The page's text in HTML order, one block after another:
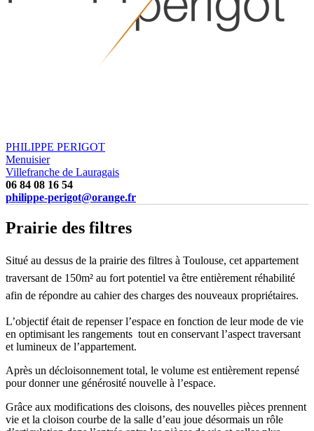
PHILIPPE PERIGOT
Menuisier
Villefranche de Lauragais
06 84 08 16 54
philippe-perigot@orange.fr
Prairie des filtres
Situé au dessus de la prairie des filtres à Toulouse, cet appartement
traversant de 150m² au fort potentiel va être entièrement réhabilité
afin de répondre au cahier des charges des nouveaux propriétaires.
L’objectif était de repenser l’espace en fonction de leur mode de vie
en optimisant les rangements tout en conservant l’aspect traversant
et lumineux de l’appartement.
Après un décloisonnement total, le volume est entièrement repensé
pour donner une générosité nouvelle à l’espace.
Grâce aux modifications des cloisons, des nouvelles pièces prennent
vie et la cloison courbe de la salle d’eau joue désormais un rôle